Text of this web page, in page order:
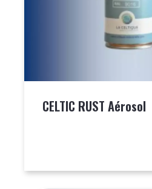
CELTIC RUST Aérosol